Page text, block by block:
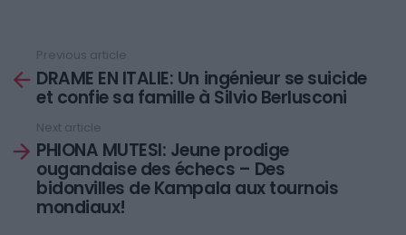
more
Previous article
DRAME EN ITALIE: Un ingénieur se suicide
et confie sa famille à Silvio Berlusconi
Next article
PHIONA MUTESI: Jeune prodige
ougandaise des échecs – Des
bidonvilles de Kampala aux tournois
mondiaux!